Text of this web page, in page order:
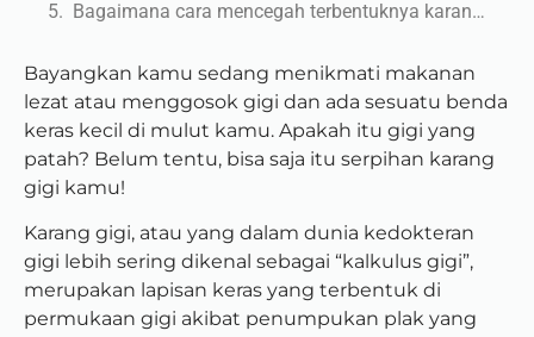
Bagaimana cara mencegah terbentuknya karang gigi?
Bayangkan kamu sedang menikmati makanan
lezat atau menggosok gigi dan ada sesuatu benda
keras kecil di mulut kamu. Apakah itu gigi yang
patah? Belum tentu, bisa saja itu serpihan karang
gigi kamu!
Karang gigi, atau yang dalam dunia kedokteran
gigi lebih sering dikenal sebagai “kalkulus gigi”,
merupakan lapisan keras yang terbentuk di
permukaan gigi akibat penumpukan plak yang